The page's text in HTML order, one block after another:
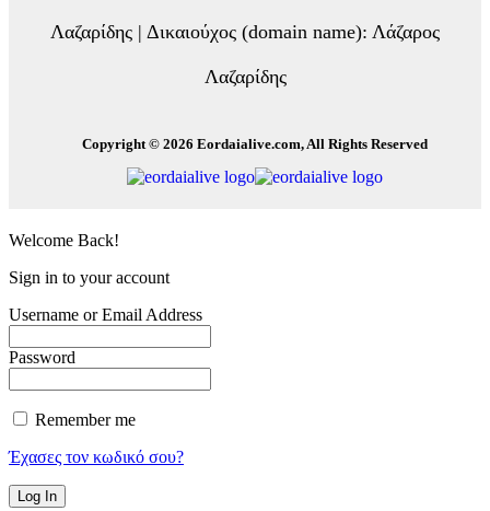
Λαζαρίδης | Δικαιούχος (domain name): Λάζαρος
Λαζαρίδης
Copyright © 2026 Eordaialive.com, All Rights Reserved
Welcome Back!
Sign in to your account
Username or Email Address
Password
Remember me
Έχασες τον κωδικό σου?